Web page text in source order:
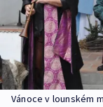
Vánoce v lounském